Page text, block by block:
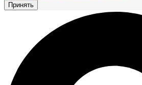
Принять